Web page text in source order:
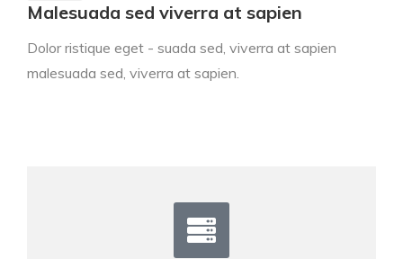
Malesuada sed viverra at sapien
Dolor ristique eget - suada sed, viverra at sapien
malesuada sed, viverra at sapien.